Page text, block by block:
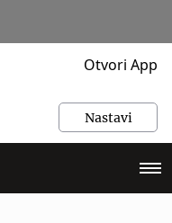
Otvori App
Nastavi